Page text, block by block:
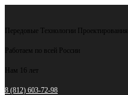
к Передовые Технологии Проектирования
Работаем по всей России
Нам 16 лет
8 (812) 603-72-98